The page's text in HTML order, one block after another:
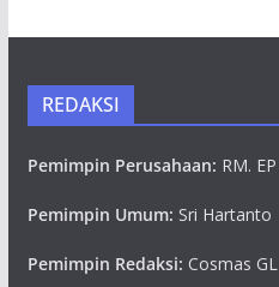
REDAKSI
Pemimpin Perusahaan: RM.
Pemimpin Umum: Sri Hartanto
Pemimpin Redaksi: Cosmas GL